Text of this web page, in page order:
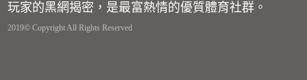
玩家的黑網揭密，是最富熱情的優質體育社群。
2019© Copyright All Rights Reserved